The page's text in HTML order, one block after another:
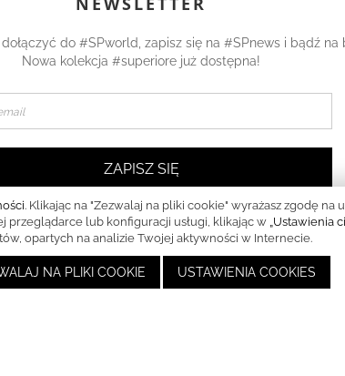
do #SPworld, zapisz się na #SPnews i bądź na
Nowa kolekcja #superiore już dostępna!
ZAPISZ SIĘ
am i akceptuję politykę prywatności
. Klikając na "Zezwalaj na pliki cookie" wyrażasz zgodę
lub konfiguracji usługi, klikając w „Ustawienia
opartych na analizie Twojej aktywności w Internecie.
NA PLIKI COOKIE USTAWIENIA COOKIES